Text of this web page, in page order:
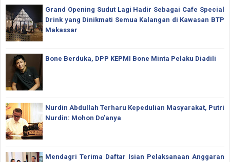
Grand Opening Sudut Lagi Hadir Sebagai Cafe Special
Drink yang Dinikmati Semua Kalangan di Kawasan BTP
Makassar
Bone Berduka, DPP KEPMI Bone Minta Pelaku Diadili
Nurdin Abdullah Terharu Kepedulian Masyarakat, Putri
Nurdin: Mohon Do'anya
Mendagri Terima Daftar Isian Pelaksanaan Anggaran